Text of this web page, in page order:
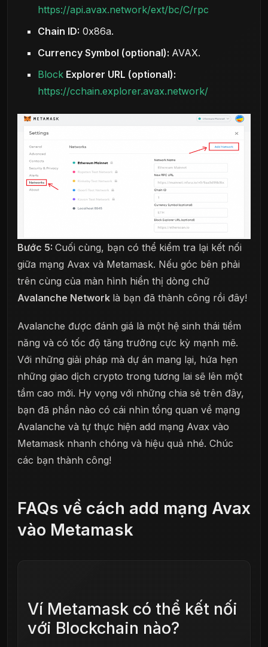
https://api.avax.network/ext/bc/C/rpc
Chain ID: 0x86a.
Currency Symbol (optional): AVAX.
Block Explorer URL (optional):
https://cchain.explorer.avax.network/
Bước 5: Cuối cùng, bạn có thể kiểm tra lại kết nối
giữa mạng Avax và Metamask. Nếu góc bên phải
trên cùng của màn hình hiển thị dòng chữ
Avalanche Network là bạn đã thành công rồi đây!
Avalanche được đánh giá là một hệ sinh thái tiềm
năng và có tốc độ tăng trưởng cực kỳ mạnh mẽ.
Với những giải pháp mà dự án mang lại, hứa hẹn
những giao dịch crypto trong tương lai sẽ lên một
tầm cao mới. Hy vọng với những chia sẻ trên đây,
bạn đã phần nào có cái nhìn tổng quan về mạng
Avalanche và tự thực hiện add mạng Avax vào
Metamask nhanh chóng và hiệu quả nhé. Chúc
các bạn thành công!
FAQs về cách add mạng Avax
vào Metamask
Ví Metamask có thể kết nối
với Blockchain nào?